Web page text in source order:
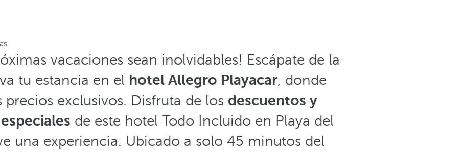
vacaciones sean inolvidables! Escápate de la
tu estancia en el hotel Allegro Playacar, donde
precios exclusivos. Disfruta de los descuentos y
de este hotel Todo Incluido en Playa del
una experiencia. Ubicado a solo 45 minutos del